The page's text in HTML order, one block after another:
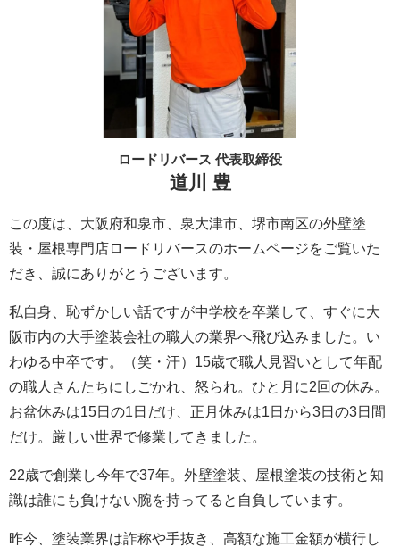
ロードリバース 代表取締役
道川 豊
この度は、大阪府和泉市、泉大津市、堺市南区の外壁塗
装・屋根専門店ロードリバースのホームページをご覧いた
だき、誠にありがとうございます。
私自身、恥ずかしい話ですが中学校を卒業して、すぐに大
阪市内の大手塗装会社の職人の業界へ飛び込みました。い
わゆる中卒です。（笑・汗）15歳で職人見習いとして年配
の職人さんたちにしごかれ、怒られ。ひと月に2回の休み。
お盆休みは15日の1日だけ、正月休みは1日から3日の3日間
だけ。厳しい世界で修業してきました。
22歳で創業し今年で37年。外壁塗装、屋根塗装の技術と知
識は誰にも負けない腕を持ってると自負しています。
昨今、塗装業界は詐称や手抜き、高額な施工金額が横行し